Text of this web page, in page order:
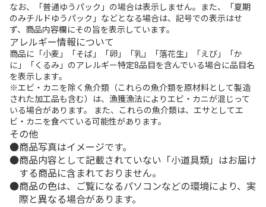
なお、「普通ゆうパック」の場合は表示しません。また、「夏期
のみチルドゆうパック」などとなる場合は、記号での表示はせ
ず、商品内容欄にその旨を表示しています。
アレルギー情報について
商品に「小麦」「そば」「卵」「乳」「落花生」「えび」「か
に」「くるみ」のアレルギー特定8品目を含んでいる場合に品目名
を表示します。
※エビ・カニを除く魚介類（これらの魚介類を原材料として製造
された加工品も含む）は、漁獲漁法によりエビ・カニが混じって
いる場合があります。 また、これらの魚介類は、エサとしてエ
ビ・カニを食べている可能性があります。
その他
商品写真はイメージです。
商品内容として記載されていない「小道具類」はお届け
する商品に含まれておりません。
商品の色は、ご覧になるパソコンなどの環境により、実
際と異なる場合があります。